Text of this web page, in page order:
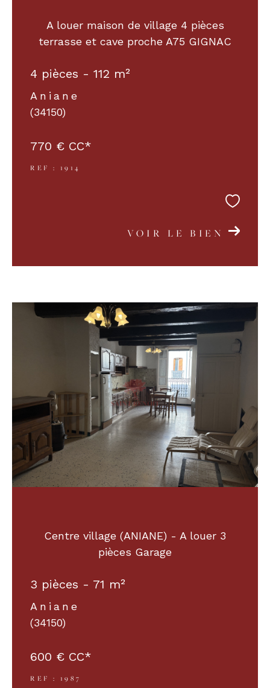
A louer maison de village 4 pièces
terrasse et cave proche A75 GIGNAC
4 pièces - 112 m²
Aniane
(34150)
770 € CC*
REF : 1914
VOIR LE BIEN
Centre village (ANIANE) - A louer 3
pièces Garage
3 pièces - 71 m²
Aniane
(34150)
600 € CC*
REF : 1987
COUPS DE COEUR EXCLUSIVITÉS